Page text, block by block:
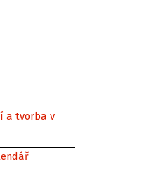
a tvorba v